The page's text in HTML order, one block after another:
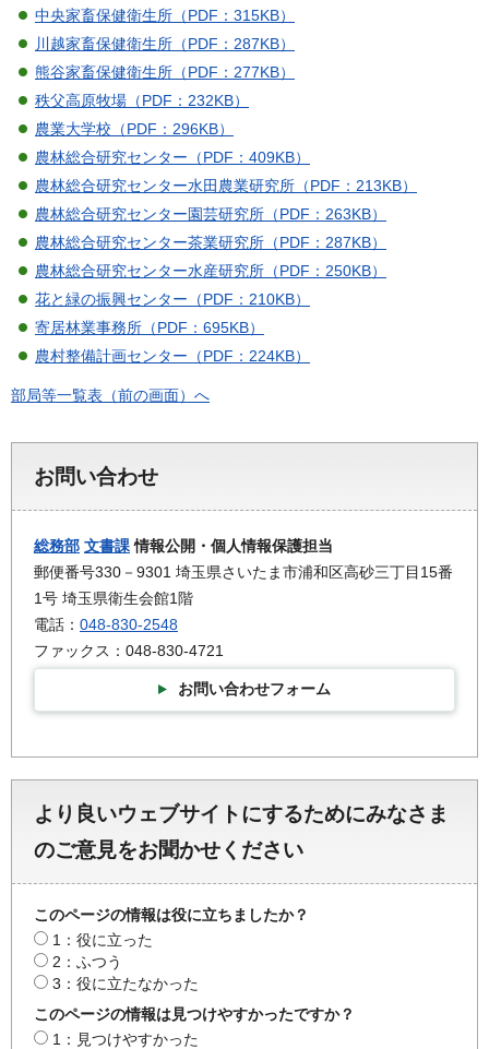
中央家畜保健衛生所（PDF：315KB）
川越家畜保健衛生所（PDF：287KB）
熊谷家畜保健衛生所（PDF：277KB）
秩父高原牧場（PDF：232KB）
農業大学校（PDF：296KB）
農林総合研究センター（PDF：409KB）
農林総合研究センター水田農業研究所（PDF：213KB）
農林総合研究センター園芸研究所（PDF：263KB）
農林総合研究センター茶業研究所（PDF：287KB）
農林総合研究センター水産研究所（PDF：250KB）
花と緑の振興センター（PDF：210KB）
寄居林業事務所（PDF：695KB）
農村整備計画センター（PDF：224KB）
部局等一覧表（前の画面）へ
お問い合わせ
総務部 文書課情報公開・個人情報保護担当
郵便番号330－9301 埼玉県さいたま市浦和区高砂三丁目15番
1号 埼玉県衛生会館1階
電話： 048-830-2548
ファックス：048-830-4721
お問い合わせフォーム
より良いウェブサイトにするためにみなさま
のご意見をお聞かせください
このページの情報は役に立ちましたか？
1：役に立った
2：ふつう
3：役に立たなかった
このページの情報は見つけやすかったですか？
1：見つけやすかった